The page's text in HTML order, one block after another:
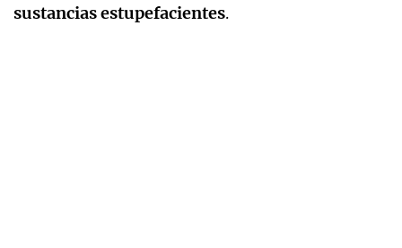
sustancias estupefacientes.